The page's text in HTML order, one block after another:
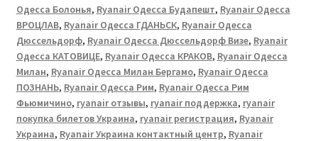
Одесса Болонья, Ryanair Одесса Будапешт, Ryanair Одесса
ВРОЦЛАВ, Ryanair Одесса ГДАНЬСК, Ryanair Одесса
Дюссельдорф, Ryanair Одесса Дюссельдорф Визе, Ryanair
Одесса КАТОВИЦЕ, Ryanair Одесса КРАКОВ, Ryanair Одесса
Милан, Ryanair Одесса Милан Бергамо, Ryanair Одесса
ПОЗНАНЬ, Ryanair Одесса Рим, Ryanair Одесса Рим
Фьюмичино, ryanair отзывы, ryanair поддержка, ryanair
покупка билетов Украина, ryanair регистрация, Ryanair
Украина, Ryanair Украина контактный центр, Ryanair